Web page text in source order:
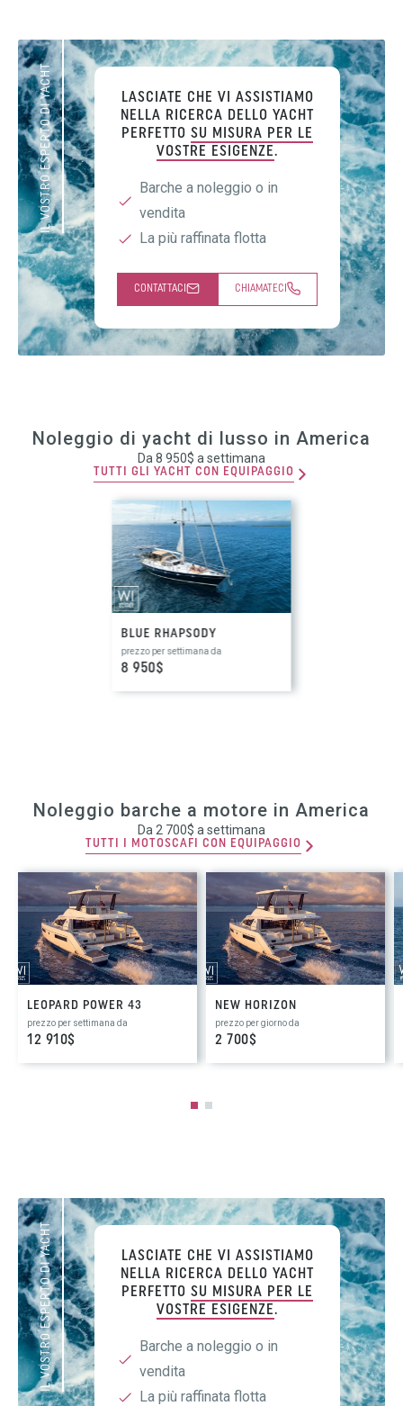
IL VOSTRO ESPERTO DI YACHT
LASCIATE CHE VI ASSISTIAMO
NELLA RICERCA DELLO YACHT
PERFETTO SU MISURA PER LE
VOSTRE ESIGENZE.
Barche a noleggio o in
vendita
La più raffinata flotta
CONTATTACI CHIAMATECI
Noleggio di yacht di lusso in America
Da 8 950$ a settimana
TUTTI GLI YACHT CON EQUIPAGGIO
BLUE RHAPSODY
prezzo per settimana da
8 950$
Noleggio barche a motore in America
Da 2 700$ a settimana
TUTTI I MOTOSCAFI CON EQUIPAGGIO
LEOPARD POWER 43
prezzo per settimana da
12 910$
NEW HORIZON
prezzo per giorno da
2 700$
IL VOSTRO ESPERTO DI YACHT
LASCIATE CHE VI ASSISTIAMO
NELLA RICERCA DELLO YACHT
PERFETTO SU MISURA PER LE
VOSTRE ESIGENZE.
Barche a noleggio o in
vendita
La più raffinata flotta